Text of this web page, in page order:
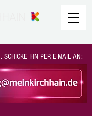
SCHICKE IHN PER E-MAIL AN: